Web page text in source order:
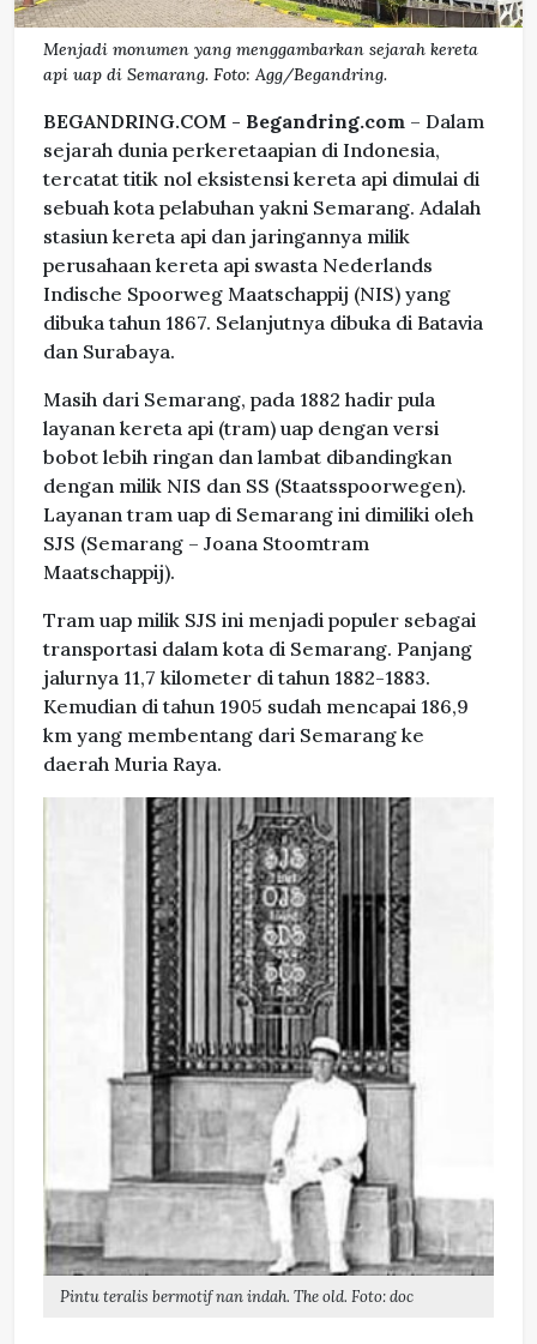
Menjadi monumen yang menggambarkan sejarah kereta
api uap di Semarang. Foto: Agg/Begandring.
BEGANDRING.COM - Begandring.com – Dalam
sejarah dunia perkeretaapian di Indonesia,
tercatat titik nol eksistensi kereta api dimulai di
sebuah kota pelabuhan yakni Semarang. Adalah
stasiun kereta api dan jaringannya milik
perusahaan kereta api swasta Nederlands
Indische Spoorweg Maatschappij (NIS) yang
dibuka tahun 1867. Selanjutnya dibuka di Batavia
dan Surabaya.
Masih dari Semarang, pada 1882 hadir pula
layanan kereta api (tram) uap dengan versi
bobot lebih ringan dan lambat dibandingkan
dengan milik NIS dan SS (Staatsspoorwegen).
Layanan tram uap di Semarang ini dimiliki oleh
SJS (Semarang – Joana Stoomtram
Maatschappij).
Tram uap milik SJS ini menjadi populer sebagai
transportasi dalam kota di Semarang. Panjang
jalurnya 11,7 kilometer di tahun 1882-1883.
Kemudian di tahun 1905 sudah mencapai 186,9
km yang membentang dari Semarang ke
daerah Muria Raya.
Pintu teralis bermotif nan indah. The old. Foto: doc